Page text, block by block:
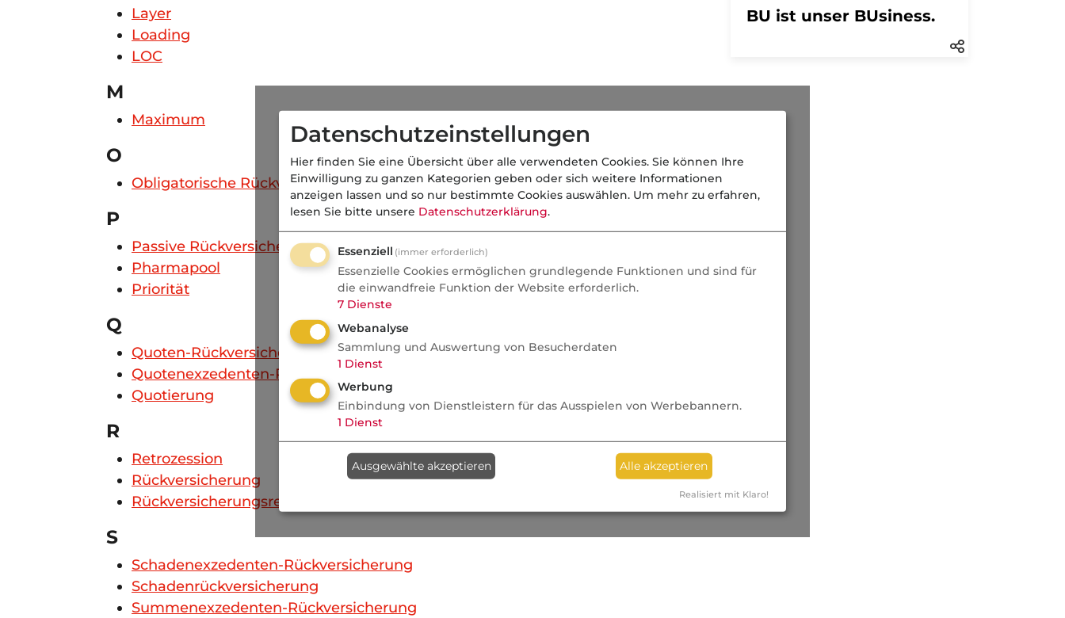
Layer
Loading
LOC
M
Maximum
O
Obligatorische Rückversicherung
P
Passive Rückversicherung
Pharmapool
Priorität
Q
Quoten-Rückversicherung
Quotenexzedenten-Rückversicherung
Quotierung
R
Retrozession
Rückversicherung
Rückversicherungsrecht
S
Schadenexzedenten-Rückversicherung
Schadenrückversicherung
Summenexzedenten-Rückversicherung
BU ist unser BUsiness.
Datenschutzeinstellungen
Hier finden Sie eine Übersicht über alle verwendeten Cookies. Sie können Ihre
Einwilligung zu ganzen Kategorien geben oder sich weitere Informationen
anzeigen lassen und so nur bestimmte Cookies auswählen. Um mehr zu erfahren,
lesen Sie bitte unsere Datenschutzerklärung.
Essenziell (immer erforderlich)
Essenzielle Cookies ermöglichen grundlegende Funktionen und sind für
die einwandfreie Funktion der Website erforderlich.
7 Dienste
Webanalyse
Sammlung und Auswertung von Besucherdaten
1 Dienst
Werbung
Einbindung von Dienstleistern für das Ausspielen von Werbebannern.
1 Dienst
Ausgewählte akzeptieren Alle akzeptieren
Realisiert mit Klaro!